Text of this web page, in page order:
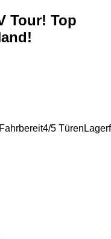
Tour! Top
Fahrbereit4/5 Türen